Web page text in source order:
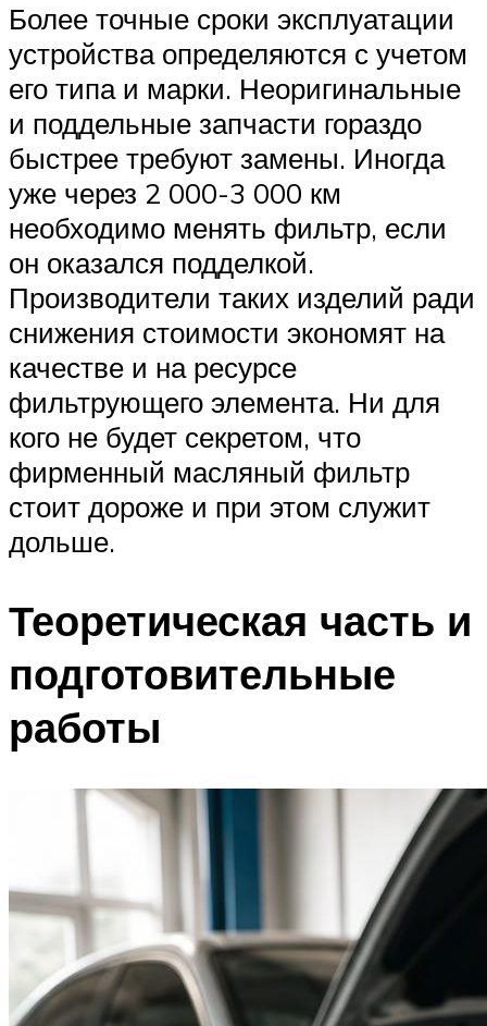
Более точные сроки эксплуатации
устройства определяются с учетом
его типа и марки. Неоригинальные
и поддельные запчасти гораздо
быстрее требуют замены. Иногда
уже через 2 000-3 000 км
необходимо менять фильтр, если
он оказался подделкой.
Производители таких изделий ради
снижения стоимости экономят на
качестве и на ресурсе
фильтрующего элемента. Ни для
кого не будет секретом, что
фирменный масляный фильтр
стоит дороже и при этом служит
дольше.
Теоретическая часть и
подготовительные
работы